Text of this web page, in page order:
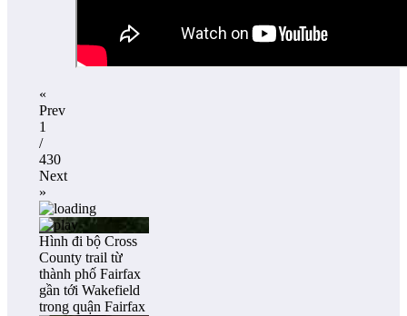
«
Prev
1
/
430
Next
»
Hình đi bộ Cross
County trail từ
thành phố Fairfax
gần tới Wakefield
trong quận Fairfax